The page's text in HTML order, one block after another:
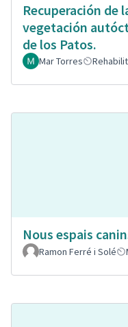
Recuperación de
vegetación
de los Patos.
Mar Torres
Nous espais
Ramon Ferré i Solé